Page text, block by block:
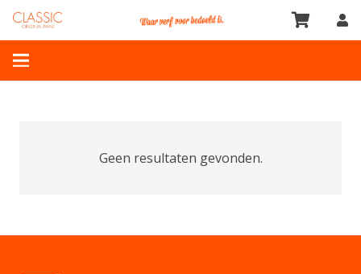
Geen resultaten gevonden.